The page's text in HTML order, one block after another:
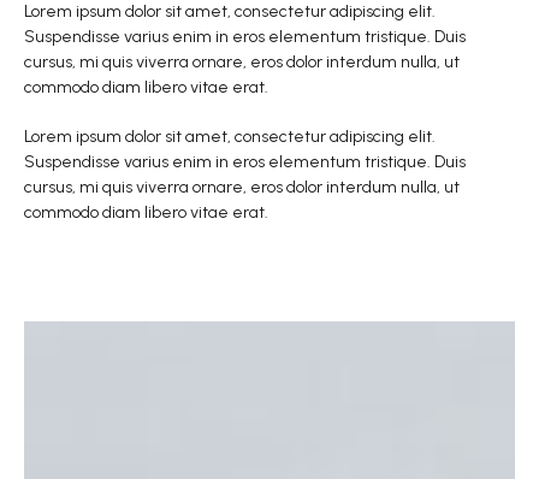
Lorem ipsum dolor sit amet, consectetur adipiscing elit.
Suspendisse varius enim in eros elementum tristique. Duis
cursus, mi quis viverra ornare, eros dolor interdum nulla, ut
commodo diam libero vitae erat.
Lorem ipsum dolor sit amet, consectetur adipiscing elit.
Suspendisse varius enim in eros elementum tristique. Duis
cursus, mi quis viverra ornare, eros dolor interdum nulla, ut
commodo diam libero vitae erat.